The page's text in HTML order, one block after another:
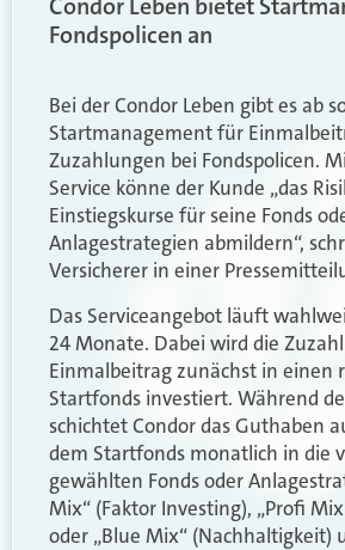
Condor Leben bietet
Fondspolicen an
Bei der Condor Leben gibt es ab
Startmanagement für
Zuzahlungen bei Fondspolicen.
Service könne der Kunde „das
Einstiegskurse für seine Fonds
Anlagestrategien abmildern“,
Versicherer in einer
Das Serviceangebot läuft
24 Monate. Dabei wird die
Einmalbeitrag zunächst in einen
Startfonds investiert. Während
schichtet Condor das Guthaben
dem Startfonds monatlich in die
gewählten Fonds oder
Mix“ (Faktor Investing), „Profi
oder „Blue Mix“ (Nachhaltigkeit)